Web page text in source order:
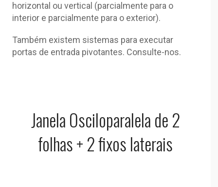
horizontal ou vertical (parcialmente para o
interior e parcialmente para o exterior).
Também existem sistemas para executar
portas de entrada pivotantes. Consulte-nos.
Janela Osciloparalela de 2
folhas + 2 fixos laterais